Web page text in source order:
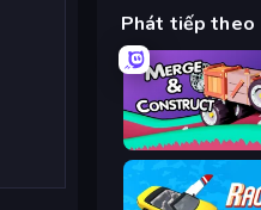
Phát tiếp theo
Merge & Construct